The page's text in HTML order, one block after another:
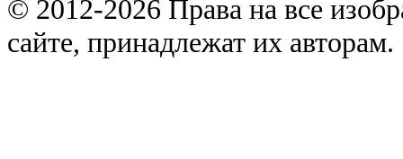
© 2012-2026 Права на все
сайте, принадлежат их авторам.